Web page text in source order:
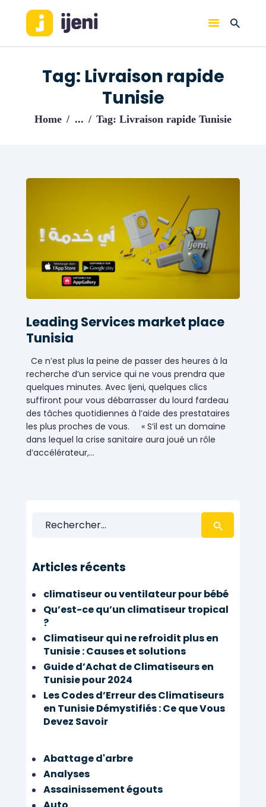
Tag: Livraison rapide
Tunisie
Home ... Tag: Livraison rapide Tunisie
ACCUEIL
Leading Services market place
Tunisia
Ce n’est plus la peine de passer des heures à la
recherche d’un service qui ne vous prendra que
quelques minutes. Avec Ijeni, quelques clics
suffiront pour vous débarrasser du lourd fardeau
des tâches quotidiennes à l’aide des prestataires
les plus proches de vous. « S’il est un domaine
dans lequel la crise sanitaire aura joué un rôle
d’accélérateur,…
Rechercher :
Articles récents
climatiseur ou ventilateur pour bébé
Qu’est-ce qu’un climatiseur tropical
?
Climatiseur qui ne refroidit plus en
Tunisie : Causes et solutions
Guide d’Achat de Climatiseurs en
Tunisie pour 2024
Les Codes d’Erreur des Climatiseurs
en Tunisie Démystifiés : Ce que Vous
Devez Savoir
Abattage d'arbre
Analyses
Assainissement égouts